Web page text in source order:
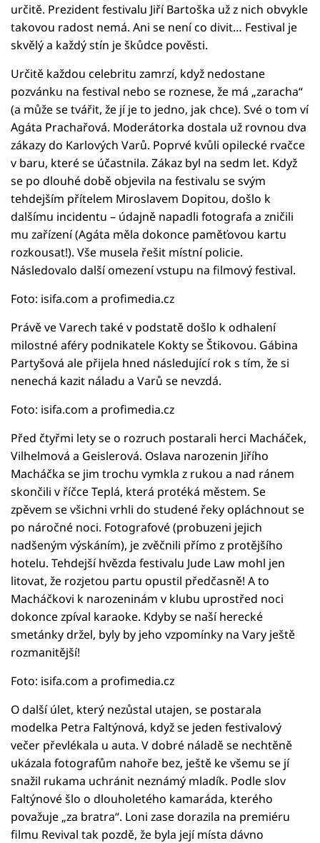
určitě. Prezident festivalu Jiří Bartoška už z nich obvykle
takovou radost nemá. Ani se není co divit… Festival je
skvělý a každý stín je škůdce pověsti.
Určitě každou celebritu zamrzí, když nedostane
pozvánku na festival nebo se roznese, že má „zaracha“
(a může se tvářit, že jí je to jedno, jak chce). Své o tom ví
Agáta Prachařová. Moderátorka dostala už rovnou dva
zákazy do Karlových Varů. Poprvé kvůli opilecké rvačce
v baru, které se účastnila. Zákaz byl na sedm let. Když
se po dlouhé době objevila na festivalu se svým
tehdejším přítelem Miroslavem Dopitou, došlo k
dalšímu incidentu – údajně napadli fotografa a zničili
mu zařízení (Agáta měla dokonce paměťovou kartu
rozkousat!). Vše musela řešit místní policie.
Následovalo další omezení vstupu na filmový festival.
Foto: isifa.com a profimedia.cz
Právě ve Varech také v podstatě došlo k odhalení
milostné aféry podnikatele Kokty se Štikovou. Gábina
Partyšová ale přijela hned následující rok s tím, že si
nenechá kazit náladu a Varů se nevzdá.
Foto: isifa.com a profimedia.cz
Před čtyřmi lety se o rozruch postarali herci Macháček,
Vilhelmová a Geislerová. Oslava narozenin Jiřího
Macháčka se jim trochu vymkla z rukou a nad ránem
skončili v říčce Teplá, která protéká městem. Se
zpěvem se všichni vrhli do studené řeky opláchnout se
po náročné noci. Fotografové (probuzeni jejich
nadšeným výskáním), je zvěčnili přímo z protějšího
hotelu. Tehdejší hvězda festivalu Jude Law mohl jen
litovat, že rozjetou partu opustil předčasně! A to
Macháčkovi k narozeninám v klubu uprostřed noci
dokonce zpíval karaoke. Kdyby se naší herecké
smetánky držel, byly by jeho vzpomínky na Vary ještě
rozmanitější!
Foto: isifa.com a profimedia.cz
O další úlet, který nezůstal utajen, se postarala
modelka Petra Faltýnová, když se jeden festivalový
večer převlékala u auta. V dobré náladě se nechtěně
ukázala fotografům nahoře bez, ještě ke všemu se jí
snažil rukama uchránit neznámý mladík. Podle slov
Faltýnové šlo o dlouholetého kamaráda, kterého
považuje „za bratra“. Loni zase dorazila na premiéru
filmu Revival tak pozdě, že byla její místa dávno